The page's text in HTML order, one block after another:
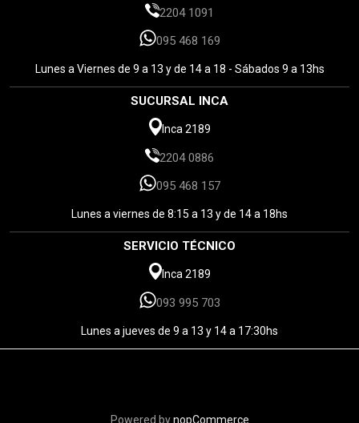
2204 1091
095 468 169
Lunes a Viernes de 9 a 13 y de 14 a 18 - Sábados 9 a 13hs
SUCURSAL INCA
Inca 2189
2204 0886
095 468 157
Lunes a viernes de 8:15 a 13 y de 14 a 18hs
SERVICIO TÉCNICO
Inca 2189
093 995 703
Lunes a jueves de 9 a 13 y 14 a 17:30hs
Powered bynopCommerce